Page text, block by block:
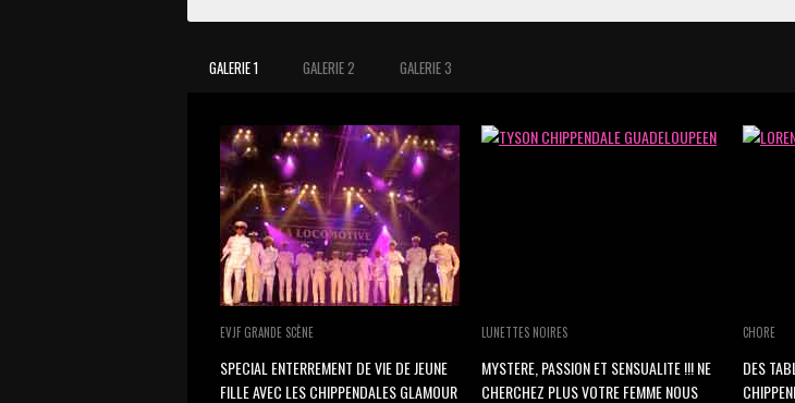
GALERIE 1 GALERIE 2 GALERIE 3
EVJF GRANDE SCÈNE
SPECIAL ENTERREMENT DE VIE DE JEUNE
FILLE AVEC LES CHIPPENDALES GLAMOUR
LUNETTES NOIRES
MYSTERE, PASSION ET SENSUALITE !!! NE
CHERCHEZ PLUS VOTRE FEMME NOUS
CHORE
DES